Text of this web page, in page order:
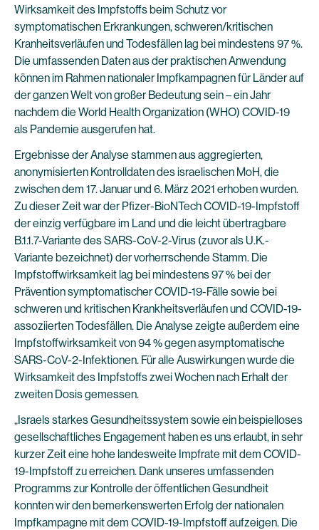
Wirksamkeit des Impfstoffs beim Schutz vor
symptomatischen Erkrankungen, schweren/kritischen
Kranheitsverläufen und Todesfällen lag bei mindestens 97 %.
Die umfassenden Daten aus der praktischen Anwendung
können im Rahmen nationaler Impfkampagnen für Länder auf
der ganzen Welt von großer Bedeutung sein – ein Jahr
nachdem die World Health Organization (WHO) COVID-19
als Pandemie ausgerufen hat.
Ergebnisse der Analyse stammen aus aggregierten,
anonymisierten Kontrolldaten des israelischen MoH, die
zwischen dem 17. Januar und 6. März 2021 erhoben wurden.
Zu dieser Zeit war der Pfizer-BioNTech COVID-19-Impfstoff
der einzig verfügbare im Land und die leicht übertragbare
B.1.1.7-Variante des SARS-CoV-2-Virus (zuvor als U.K.-
Variante bezeichnet) der vorherrschende Stamm. Die
Impfstoffwirksamkeit lag bei mindestens 97 % bei der
Prävention symptomatischer COVID-19-Fälle sowie bei
schweren und kritischen Krankheitsverläufen und COVID-19-
assoziierten Todesfällen. Die Analyse zeigte außerdem eine
Impfstoffwirksamkeit von 94 % gegen asymptomatische
SARS-CoV-2-Infektionen. Für alle Auswirkungen wurde die
Wirksamkeit des Impfstoffs zwei Wochen nach Erhalt der
zweiten Dosis gemessen.
„Israels starkes Gesundheitssystem sowie ein beispielloses
gesellschaftliches Engagement haben es uns erlaubt, in sehr
kurzer Zeit eine hohe landesweite Impfrate mit dem COVID-
19-Impfstoff zu erreichen. Dank unseres umfassenden
Programms zur Kontrolle der öffentlichen Gesundheit
konnten wir den bemerkenswerten Erfolg der nationalen
Impfkampagne mit dem COVID-19-Impfstoff aufzeigen. Die